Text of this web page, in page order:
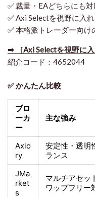
✅ 裁量・EAどちらにも
✅ Axi Selectを視野に入
✅ 本格派トレーダー向け
➡ ［Axi Selectを視野に
紹介コード：4652044
✅ かんたん比較
ブロ
ーカ
ー
主な強み
Axio
ry
安定性・透明
ランス
JMa
rket
s
マルチアセッ
ワップフリー